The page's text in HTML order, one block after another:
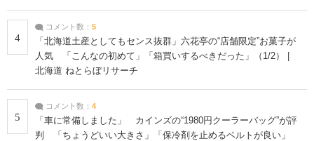
4
コメント数： 5
「北海道土産としてもセンス抜群」六花亭の“店舗限定”お菓子が
人気 「こんなの初めて」「箱買いするべきだった」（1/2） |
北海道 ねとらぼリサーチ
5
コメント数： 4
「車に常備しました」 カインズの“1980円クーラーバッグ”が評
判 「ちょうどいい大きさ」「保冷剤を止めるベルトが良い」